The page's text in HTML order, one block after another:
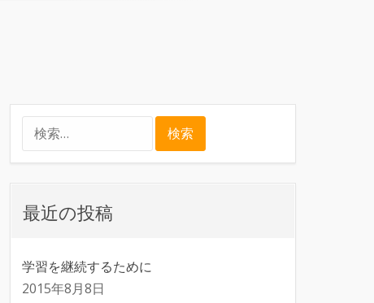
最近の投稿
学習を継続するために
2015年8月8日